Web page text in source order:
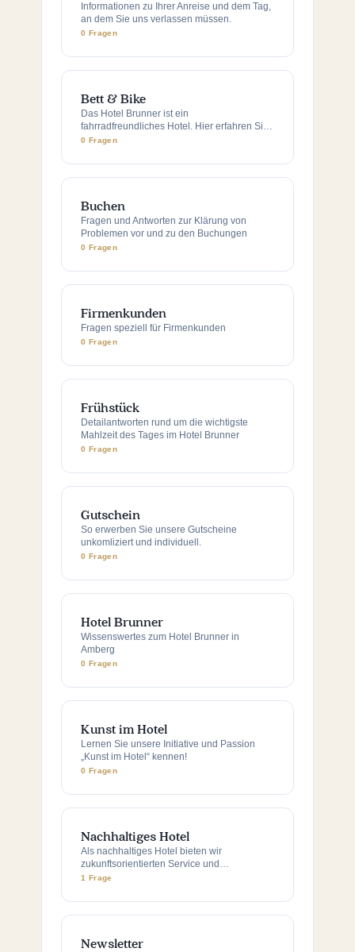
Informationen zu Ihrer Anreise und dem Tag,
an dem Sie uns verlassen müssen.
0 Fragen
Bett & Bike
Das Hotel Brunner ist ein
fahrradfreundliches Hotel. Hier erfahren Sie,
weshalb das so ist.
0 Fragen
Buchen
Fragen und Antworten zur Klärung von
Problemen vor und zu den Buchungen
0 Fragen
Firmenkunden
Fragen speziell für Firmenkunden
0 Fragen
Frühstück
Detailantworten rund um die wichtigste
Mahlzeit des Tages im Hotel Brunner
0 Fragen
Gutschein
So erwerben Sie unsere Gutscheine
unkomliziert und individuell.
0 Fragen
Hotel Brunner
Wissenswertes zum Hotel Brunner in
Amberg
0 Fragen
Kunst im Hotel
Lernen Sie unsere Initiative und Passion
„Kunst im Hotel“ kennen!
0 Fragen
Nachhaltiges Hotel
Als nachhaltiges Hotel bieten wir
zukunftsorientierten Service und
umweltfreundliche Arbeitsmethoden
1 Frage
Newsletter